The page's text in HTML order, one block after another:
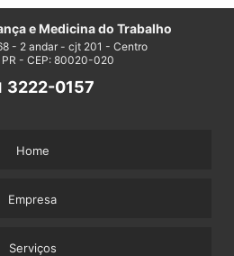
e Medicina do Trabalho
- 2 andar - cjt 201 - Centro
- CEP: 80020-020
3222-0157
Home
Empresa
Serviços